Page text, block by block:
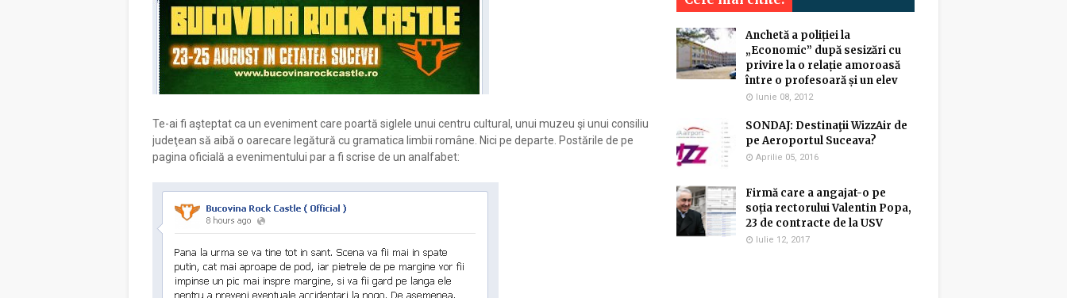
Te-ai fi aşteptat ca un eveniment care poartă siglele unui centru cultural, unui muzeu şi unui consiliu
judeţean să aibă o oarecare legătură cu gramatica limbii române. Nici pe departe. Postările de pe
pagina oficială a evenimentului par a fi scrise de un analfabet:
Anchetă a poliției la
„Economic” după sesizări cu
privire la o relație amoroasă
între o profesoară și un elev
Iunie 08, 2012
SONDAJ: Destinaţii WizzAir de
pe Aeroportul Suceava?
Aprilie 05, 2016
Firmă care a angajat-o pe
soția rectorului Valentin Popa,
23 de contracte de la USV
Iulie 12, 2017